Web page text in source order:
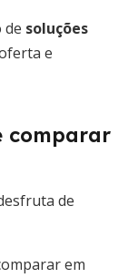
de soluções
e
comparar
de
em